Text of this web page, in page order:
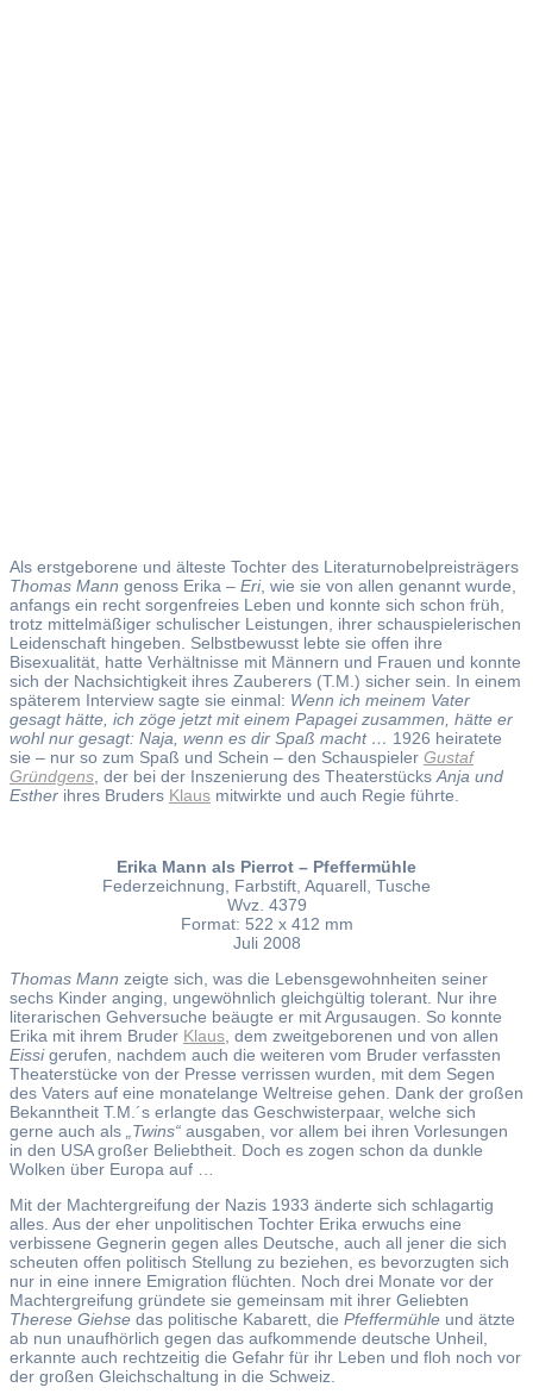
Als erstgeborene und älteste Tochter des Literaturnobelpreisträgers
Thomas Mann genoss Erika – Eri, wie sie von allen genannt wurde,
anfangs ein recht sorgenfreies Leben und konnte sich schon früh,
trotz mittelmäßiger schulischer Leistungen, ihrer schauspielerischen
Leidenschaft hingeben. Selbstbewusst lebte sie offen ihre
Bisexualität, hatte Verhältnisse mit Männern und Frauen und konnte
sich der Nachsichtigkeit ihres Zauberers (T.M.) sicher sein. In einem
späterem Interview sagte sie einmal: Wenn ich meinem Vater
gesagt hätte, ich zöge jetzt mit einem Papagei zusammen, hätte er
wohl nur gesagt: Naja, wenn es dir Spaß macht … 1926 heiratete
sie – nur so zum Spaß und Schein – den Schauspieler Gustaf
Gründgens , der bei der Inszenierung des Theaterstücks Anja und
Esther ihres Bruders Klaus mitwirkte und auch Regie führte.
Erika Mann als Pierrot – Pfeffermühle
Federzeichnung, Farbstift, Aquarell, Tusche
Wvz. 4379
Format: 522 x 412 mm
Juli 2008
Thomas Mann zeigte sich, was die Lebensgewohnheiten seiner
sechs Kinder anging, ungewöhnlich gleichgültig tolerant. Nur ihre
literarischen Gehversuche beäugte er mit Argusaugen. So konnte
Erika mit ihrem Bruder Klaus , dem zweitgeborenen und von allen
Eissigerufen, nachdem auch die weiteren vom Bruder verfassten
Theaterstücke von der Presse verrissen wurden, mit dem Segen
des Vaters auf eine monatelange Weltreise gehen. Dank der großen
Bekanntheit T.M.´s erlangte das Geschwisterpaar, welche sich
gerne auch als
„Twins“ ausgaben, vor allem bei ihren Vorlesungen
in den USA großer Beliebtheit. Doch es zogen schon da dunkle
Wolken über Europa auf …
Mit der Machtergreifung der Nazis 1933 änderte sich schlagartig
alles. Aus der eher unpolitischen Tochter Erika erwuchs eine
verbissene Gegnerin gegen alles Deutsche, auch all jener die sich
scheuten offen politisch Stellung zu beziehen, es bevorzugten sich
nur in eine innere Emigration flüchten. Noch drei Monate vor der
Machtergreifung gründete sie gemeinsam mit ihrer Geliebten
Therese Giehse das politische Kabarett, die Pfeffermühle und ätzte
ab nun unaufhörlich gegen das aufkommende deutsche Unheil,
erkannte auch rechtzeitig die Gefahr für ihr Leben und floh noch vor
der großen Gleichschaltung in die Schweiz.